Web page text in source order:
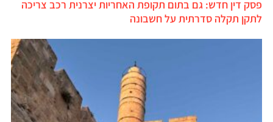
פסק דין חדש: גם בתום תקופת האחריות יצרנית רכב צריכה
לתקן תקלה סדרתית על חשבונה